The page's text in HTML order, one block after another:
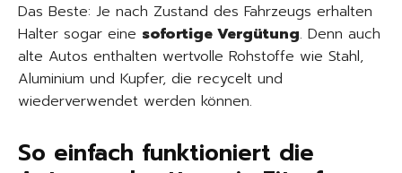
Das Beste: Je nach Zustand des Fahrzeugs erhalten
Halter sogar eine sofortige Vergütung. Denn auch
alte Autos enthalten wertvolle Rohstoffe wie Stahl,
Aluminium und Kupfer, die recycelt und
wiederverwendet werden können.
So einfach funktioniert die